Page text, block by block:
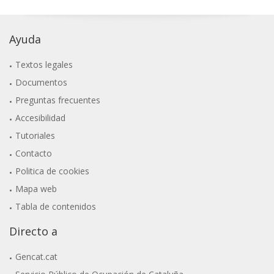
Ayuda
Textos legales
Documentos
Preguntas frecuentes
Accesibilidad
Tutoriales
Contacto
Politica de cookies
Mapa web
Tabla de contenidos
Directo a
Gencat.cat